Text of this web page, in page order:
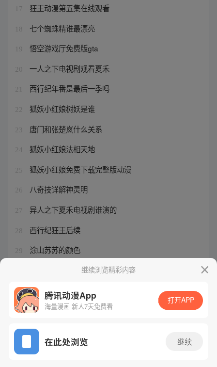
17 狂王动漫第五集在线观看
18 七个蜘蛛精谁最漂亮
19 悟空游戏厅免费版gta
20 一人之下电视剧观看夏禾
21 西行纪年番是最后一季吗
22 狐妖小红娘树妖是谁
23 唐门和张楚岚什么关系
24 狐妖小红娘法相天地
25 狐妖小红娘免费下载完整版动漫
26 八奇技详解神灵明
27 异人之下夏禾电视剧谁演的
28 西行纪狂王后续
29 涂山苏苏的颜色
张楚岚的爸爸真实身份继续浏览精彩内容
腾讯动漫App
海量漫画 新人7天免费看
打开APP
在此处浏览 继续
网站备案/许可证号：粤B2-20090059-5
Copyright©1998 - 2026 Tencent. All Rights Reserved